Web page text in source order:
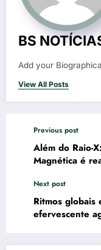
BS
Add your
View All Posts
Previous post
Além do Raio-
Magnética é
Next post
Ritmos globais
efervescente